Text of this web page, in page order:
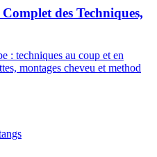
des Techniques,
: techniques au coup et en
montages cheveu et method